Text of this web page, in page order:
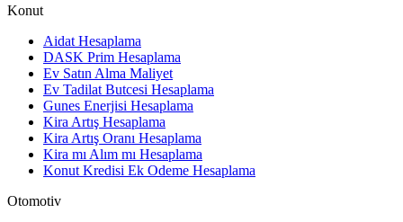
Konut
Aidat Hesaplama
DASK Prim Hesaplama
Ev Satın Alma Maliyet
Ev Tadilat Butcesi Hesaplama
Gunes Enerjisi Hesaplama
Kira Artış Hesaplama
Kira Artış Oranı Hesaplama
Kira mı Alım mı Hesaplama
Konut Kredisi Ek Odeme Hesaplama
Otomotiv